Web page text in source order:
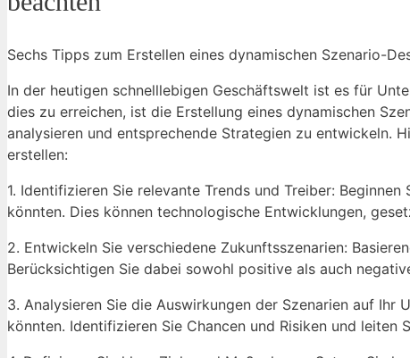
Sechs Tipps zum ⁢Erstellen eines‌ dynamischen ⁤Szenario-
In der heutigen schnelllebigen Geschäftswelt ist es für
dies⁣ zu erreichen,⁤ ist die Erstellung eines dynamischen
analysieren und ⁤entsprechende Strategien ⁤zu entwickeln.
erstellen:
1. Identifizieren Sie relevante Trends und Treiber:
könnten. Dies können technologische Entwicklungen,
2. Entwickeln Sie verschiedene Zukunftsszenarien:
Berücksichtigen Sie ⁤dabei sowohl positive als⁣ auch
3. Analysieren Sie⁤ die Auswirkungen der Szenarien auf Ihr⁢
könnten. Identifizieren Sie Chancen und⁢ Risiken und leiten